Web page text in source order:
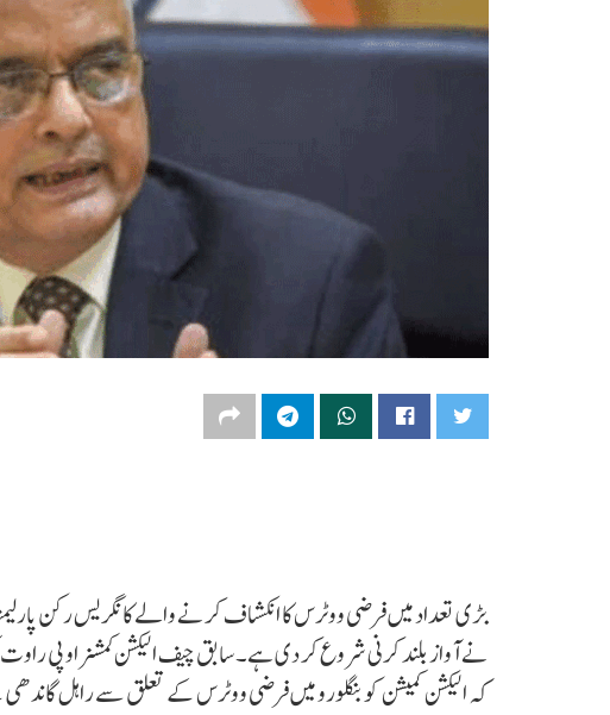
بڑی تعداد میں فرضی ووٹرس کا انکشاف کرنے والے کانگریس رکن
نے آواز بلند کرنی شروع کر دی ہے۔ سابق چیف الیکشن کمشنر او پی
کہ الیکشن کمیشن کو بنگلورو میں فرضی ووٹرس کے تعلق سے راہل گاندھی